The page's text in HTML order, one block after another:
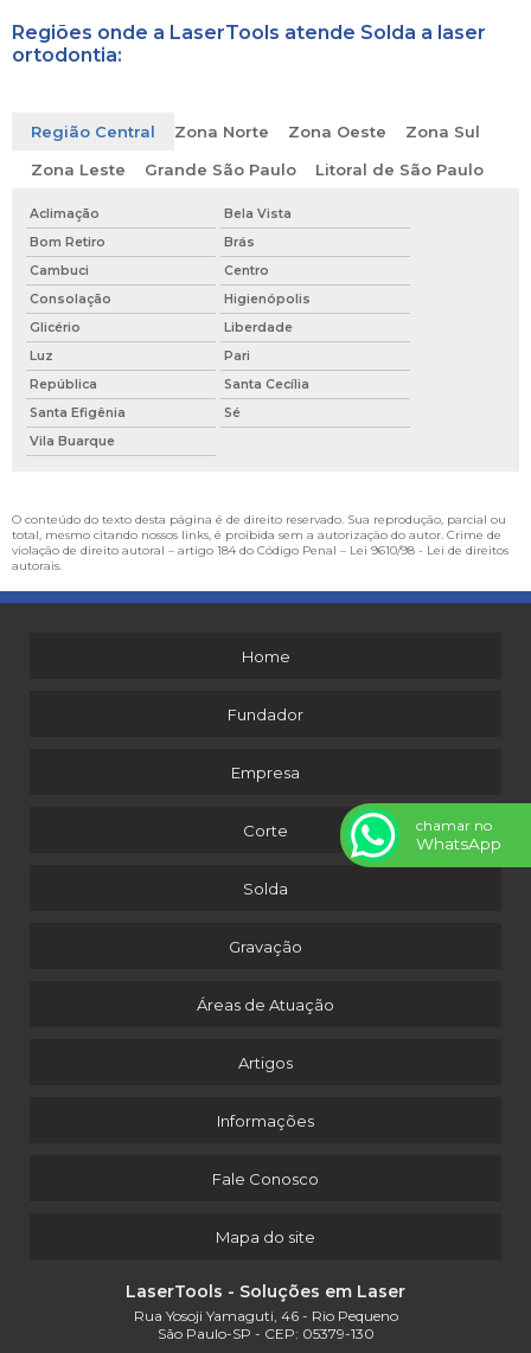
Regiões onde a LaserTools atende Solda a laser
ortodontia:
Região Central Zona Norte Zona Oeste
Zona Sul
Zona Leste
Grande São Paulo Litoral de São Paulo
Aclimação
Bela Vista
Bom Retiro
Brás
Cambuci
Centro
Consolação
Higienópolis
Glicério
Liberdade
Luz
Pari
República
Santa Cecília
Santa Efigênia
Sé
Vila Buarque
O conteúdo do texto desta página é de direito reservado. Sua reprodução, parcial ou
total, mesmo citando nossos links, é proibida sem a autorização do autor. Crime de
violação de direito autoral – artigo 184 do Código Penal – Lei 9610/98 - Lei de direitos
autorais.
Home
Fundador
Empresa
Corte
Solda
Gravação
Áreas de Atuação
Artigos
Informações
Fale Conosco
Mapa do site
LaserTools - Soluções em Laser
Rua Yosoji Yamaguti, 46 - Rio Pequeno
São Paulo-SP - CEP: 05379-130
chamar no
WhatsApp